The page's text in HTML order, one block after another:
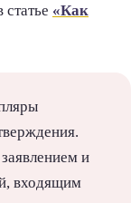
«Как
и
входящим